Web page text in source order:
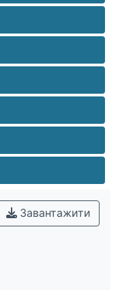
Завантажити